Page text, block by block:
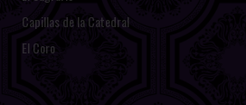
Capillas de la Catedral
El Coro